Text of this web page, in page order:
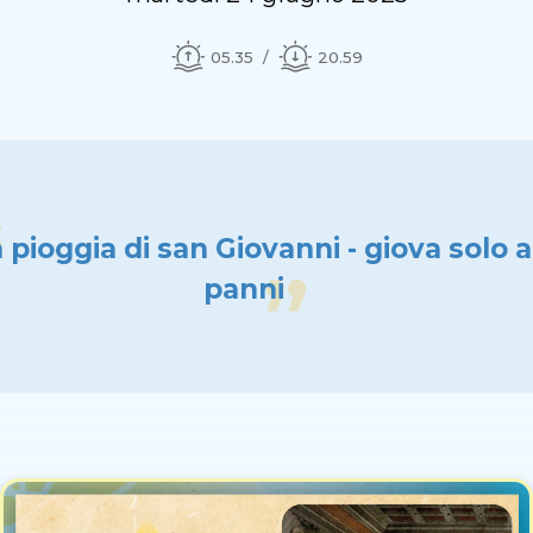
05.35 20.59
pioggia di san Giovanni - giova solo
panni